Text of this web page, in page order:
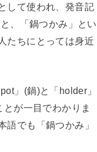
して使われ、発音記
、「鍋つかみ」とい
たちにとっては身近
」(鍋)と「holder」
が一目でわかりま
でも「鍋つかみ」